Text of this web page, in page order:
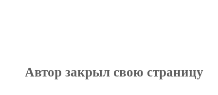
Автор закрыл свою страницу